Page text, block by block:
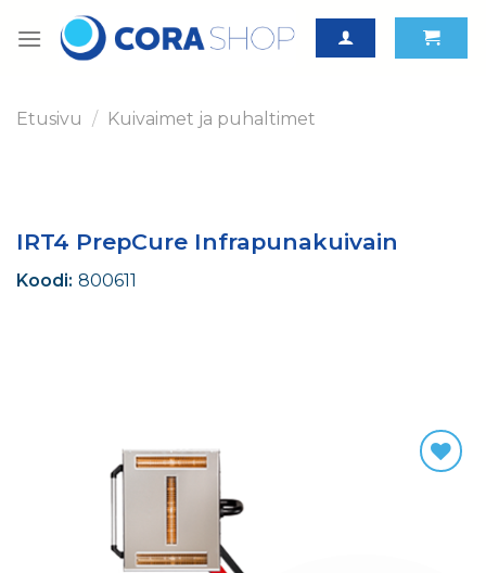
Etusivu / Kuivaimet ja puhaltimet
IRT4 PrepCure Infrapunakuivain
Koodi: 800611